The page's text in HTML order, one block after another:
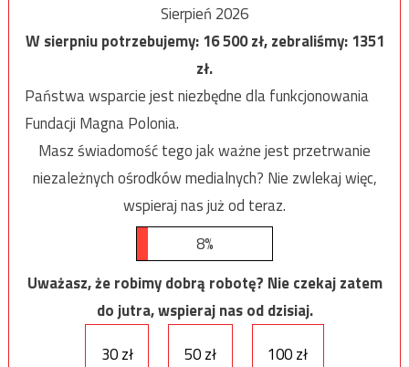
Sierpień 2026
W sierpniu potrzebujemy:16 500zł, zebraliśmy:1351
zł.
Państwa wsparcie jest niezbędne dla funkcjonowania
Fundacji Magna Polonia.
Masz świadomość tego jak ważne jest przetrwanie
niezależnych ośrodków medialnych? Nie zwlekaj więc,
wspieraj nas już od teraz.
8%
Uważasz, że robimy dobrą robotę? Nie czekaj zatem
do jutra, wspieraj nas od dzisiaj.
30 zł
50 zł 100 zł